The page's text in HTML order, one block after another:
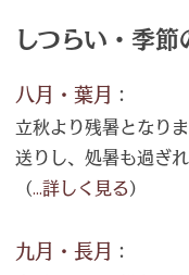
しつらい・季節
八月・葉月
：
立秋より残暑となり
送りし、処暑も過ぎ
（...詳しく見る）
九月・長月
：